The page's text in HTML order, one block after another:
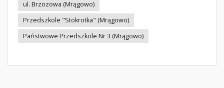
ul. Brzozowa (Mrągowo)
Przedszkole "Stokrotka" (Mrągowo)
Państwowe Przedszkole Nr 3 (Mrągowo)